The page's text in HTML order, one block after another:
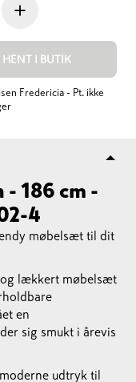
+
HENT I BUTIK
Fredericia - Pt. ikke
186 cm -
4
møbelsæt til dit
og lækkert møbelsæt
en
sig smukt i årevis
udtryk til